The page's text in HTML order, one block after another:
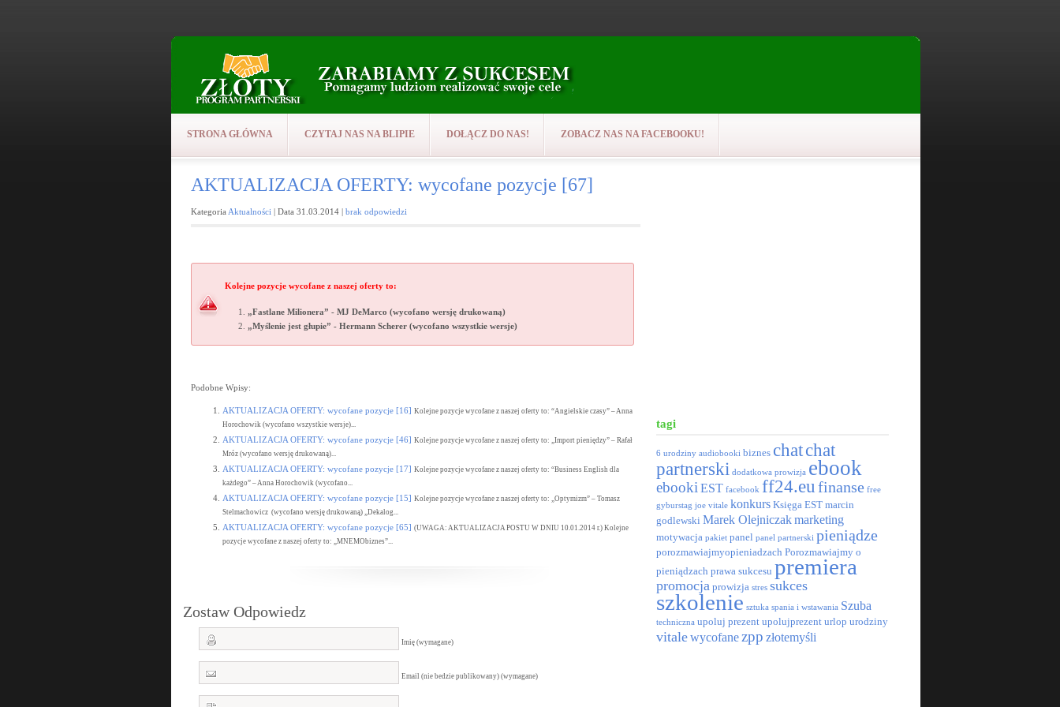
STRONA GŁÓWNA CZYTAJ NAS NA BLIPIE DOŁĄCZ DO NAS! ZOBACZ NAS NA FACEBOOKU!
AKTUALIZACJA OFERTY: wycofane pozycje [67]
Kategoria Aktualności | Data 31.03.2014 | brak odpowiedzi
Kolejne pozycje wycofane z naszej oferty to:
„Fastlane Milionera” - MJ DeMarco (wycofano wersję drukowaną)
„Myślenie jest głupie” - Hermann Scherer (wycofano wszystkie wersje)
Podobne Wpisy:
AKTUALIZACJA OFERTY: wycofane pozycje [16] Kolejne pozycje wycofane z naszej oferty to: “Angielskie czasy” – Anna
Horochowik (wycofano wszystkie wersje)...
AKTUALIZACJA OFERTY: wycofane pozycje [46] Kolejne pozycje wycofane z naszej oferty to: „Import pieniędzy” – Rafał
Mróz (wycofano wersję drukowaną)...
AKTUALIZACJA OFERTY: wycofane pozycje [17] Kolejne pozycje wycofane z naszej oferty to: “Business English dla
każdego” – Anna Horochowik (wycofano...
AKTUALIZACJA OFERTY: wycofane pozycje [15] Kolejne pozycje wycofane z naszej oferty to: „Optymizm” – Tomasz
Stelmachowicz (wycofano wersję drukowaną) „Dekalog...
AKTUALIZACJA OFERTY: wycofane pozycje [65] (UWAGA: AKTUALIZACJA POSTU W DNIU 10.01.2014 r.) Kolejne
pozycje wycofane z naszej oferty to: „MNEMObiznes”...
Zostaw Odpowiedz
Imię (wymagane)
Email (nie bedzie publikowany) (wymagane)
tagi
6 urodziny audiobooki biznes chatchat
partnerski dodatkowa prowizja ebook
ebooki EST facebook ff24.eufinanse free
gyburstag joe vitale konkurs Księga EST marcin
godlewski Marek Olejniczakmarketing
motywacja pakiet panel panel partnerski pieniądze
porozmawiajmyopieniadzach Porozmawiajmy o
pieniądzach prawa sukcesu premiera
promocja prowizja stres sukces
szkolenie sztuka spania i wstawania Szuba
techniczna upoluj prezent upolujprezent urlop urodziny
vitalewycofanezpp złotemyśli